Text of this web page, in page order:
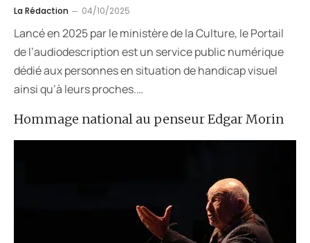
Hommage national au penseur Edgar Morin
La Rédaction 04/10/2025
Lancé en 2025 par le ministère de la Culture, le Portail
de l’audiodescription est un service public numérique
dédié aux personnes en situation de handicap visuel
ainsi qu’à leurs proches.…